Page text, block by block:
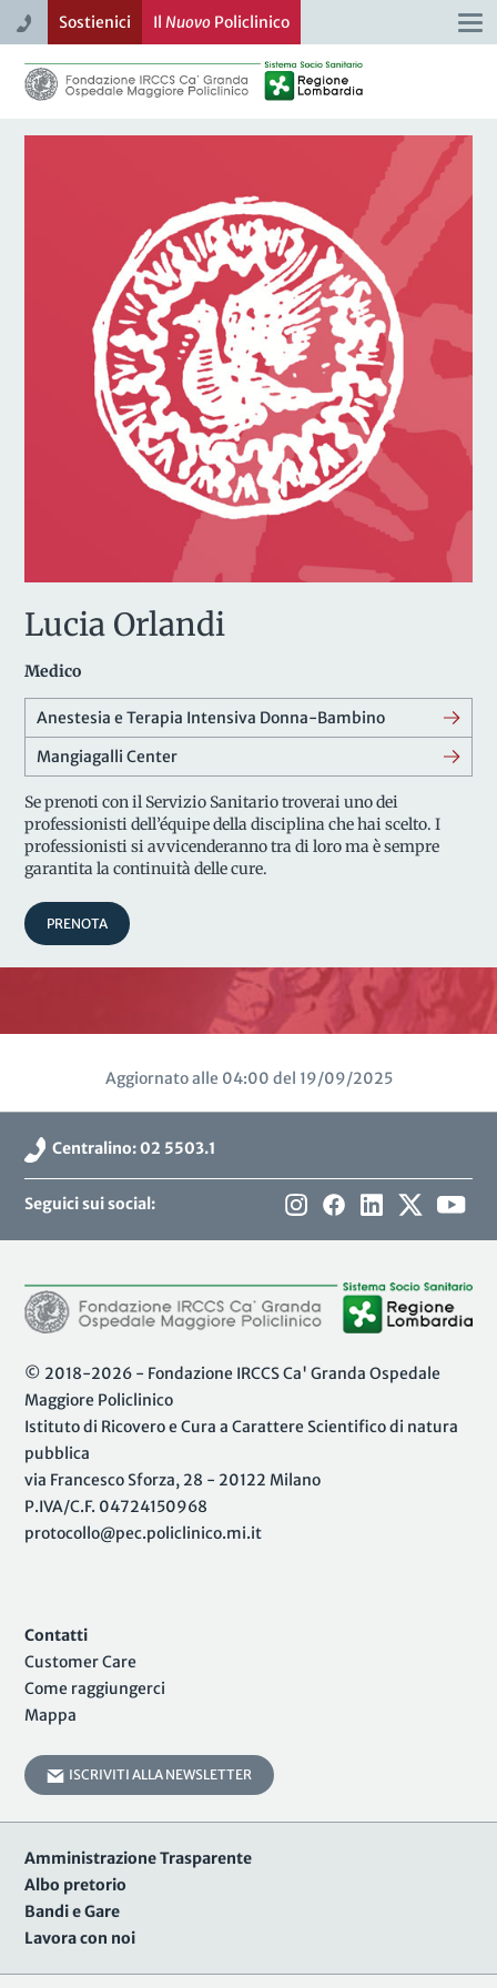
Sostienici Il NuovoPoliclinico
Lucia Orlandi
Medico
Anestesia e Terapia Intensiva Donna-Bambino
Mangiagalli Center
Se prenoti con il Servizio Sanitario troverai uno dei
professionisti dell’équipe della disciplina che hai scelto. I
professionisti si avvicenderanno tra di loro ma è sempre
garantita la continuità delle cure.
PRENOTA
Aggiornato alle 04:00 del 19/09/2025
Centralino: 02 5503.1
Seguici sui social:
© 2018-2026 - Fondazione IRCCS Ca' Granda Ospedale
Maggiore Policlinico
Istituto di Ricovero e Cura a Carattere Scientifico di natura
pubblica
via Francesco Sforza, 28 - 20122 Milano
P.IVA/C.F. 04724150968
protocollo@pec.policlinico.mi.it
Contatti
Customer Care
Come raggiungerci
Mappa
ISCRIVITI ALLA NEWSLETTER
Amministrazione Trasparente
Albo pretorio
Bandi e Gare
Lavora con noi